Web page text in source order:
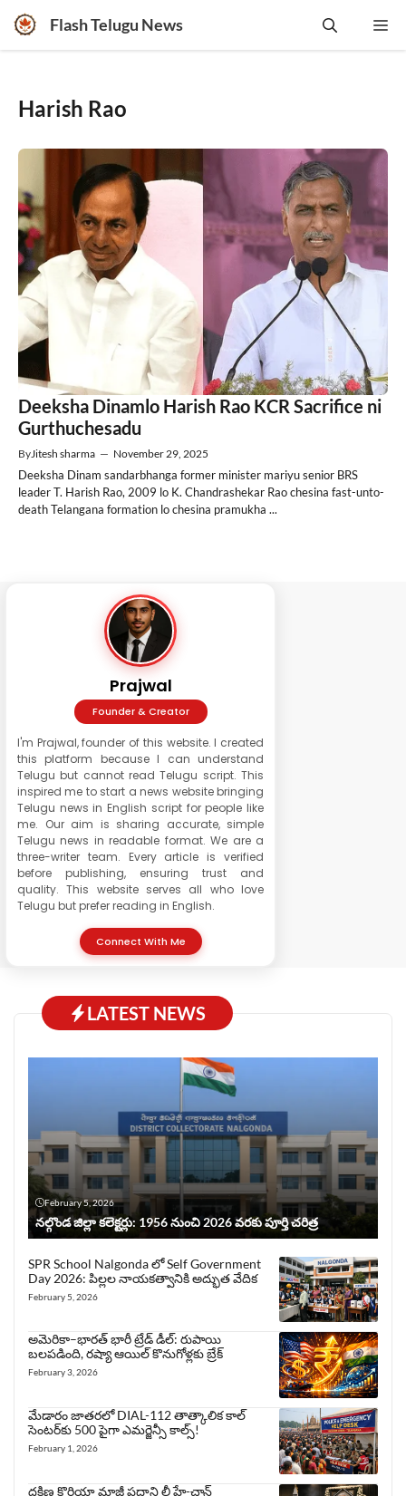
content
Flash Telugu News
Harish Rao
Deeksha Dinamlo Harish Rao KCR Sacrifice ni
Gurthuchesadu
ByJitesh sharma — November 29, 2025
Deeksha Dinam sandarbhanga former minister mariyu senior BRS
leader T. Harish Rao, 2009 lo K. Chandrashekar Rao chesina fast-unto-
death Telangana formation lo chesina pramukha ...
Prajwal
Founder & Creator
I'm Prajwal, founder of this website. I created
this platform because I can understand
Telugu but cannot read Telugu script. This
inspired me to start a news website bringing
Telugu news in English script for people like
me. Our aim is sharing accurate, simple
Telugu news in readable format. We are a
three-writer team. Every article is verified
before publishing, ensuring trust and
quality. This website serves all who love
Telugu but prefer reading in English.
Connect With Me
LATEST NEWS
February 5, 2026
నల్గొండ జిల్లా కలెక్టర్లు: 1956 నుంచి 2026 వరకు పూర్తి చరిత్ర
SPR School Nalgonda లో Self Government
Day 2026: పిల్లల నాయకత్వానికి అద్భుత వేదిక
February 5, 2026
అమెరికా–భారత్ భారీ ట్రేడ్ డీల్: రుపాయి
బలపడింది, రష్యా ఆయిల్ కొనుగోళ్లకు బ్రేక్
February 3, 2026
మేడారం జాతరలో DIAL-112 తాత్కాలిక కాల్
సెంటర్‌కు 500 పైగా ఎమర్జెన్సీ కాల్స్!
February 1, 2026
దక్షిణ కొరియా మాజీ ప్రధాని లీ హే-చాన్